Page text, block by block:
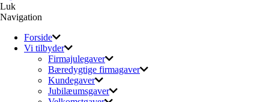
Luk
Navigation
Forside
Vi tilbyder
Firmajulegaver
Bæredygtige firmagaver
Kundegaver
Jubilæumsgaver